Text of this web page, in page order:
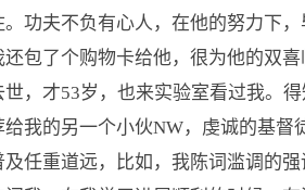
功夫不负有心人，在他的努力下
包了个购物卡给他，很为他的双
，才53岁，也来实验室看过我。
我的另一个小伙NW，虔诚的基督
任重道远，比如，我陈词滥调的